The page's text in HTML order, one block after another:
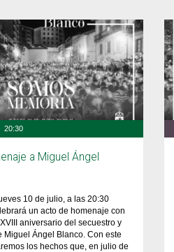
20:30
a Miguel Ángel
10 de julio, a las 20:30
un acto de homenaje con
aniversario del secuestro y
Miguel Ángel Blanco. Con este
los hechos que, en julio de